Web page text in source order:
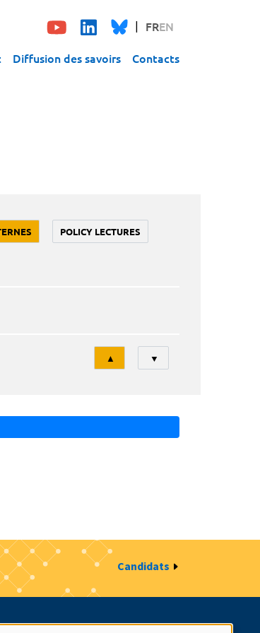
FREN
Diffusion des savoirs Contacts
POLICY LECTURES
Tri
▲ ▼
Candidats
Intranet